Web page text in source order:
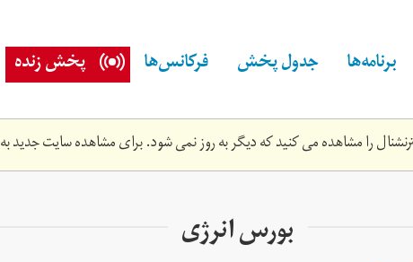
برنامه‌ها جدول پخش فرکانس‌ها پخش زنده
را مشاهده می کنید که دیگر به روز نمی شود. برای مشاهده سایت جدید به
بورس انرژی